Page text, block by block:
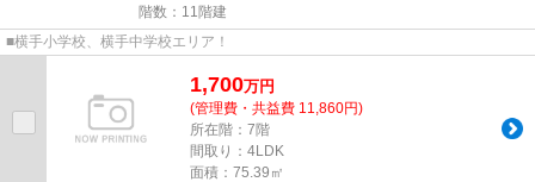
階数：11階建
■横手小学校、横手中学校エリア！
1,700万円
(管理費・共益費 11,860円)
所在階：7階
間取り：4LDK
面積：75.39㎡